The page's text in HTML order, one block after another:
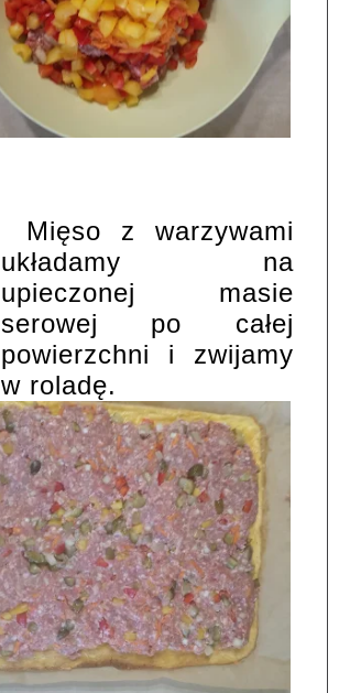
Mięso z warzywami
układamy na
upieczonej masie
serowej po całej
powierzchni i zwijamy
w roladę.